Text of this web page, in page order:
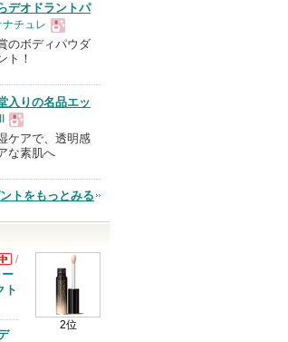
デオドラントパ
ナチュレ
現
品
のボディパウダ
ト！
入りの名品エッ
現
品
ケアで、透明感
な素肌へ
トをもっとみる
2位
ら
/
ト